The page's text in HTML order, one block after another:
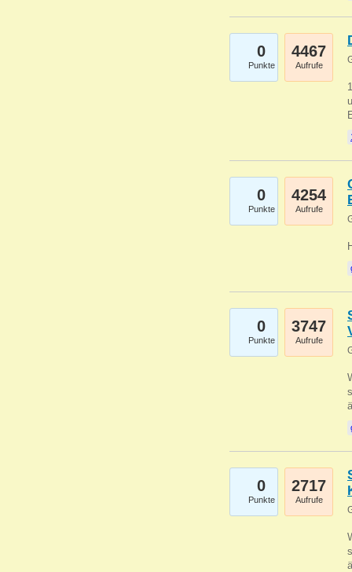
0
Punkte
4467
Aufrufe
0
Punkte
4254
Aufrufe
0
Punkte
3747
Aufrufe
0
Punkte
2717
Aufrufe